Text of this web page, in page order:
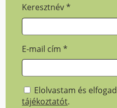
Keresztnév*
E-mail cím*
Elolvastam és
tájékoztatót.